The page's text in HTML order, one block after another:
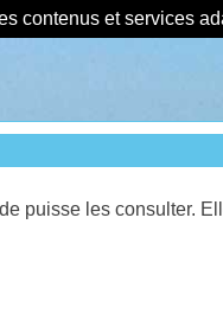
contenus et services
puisse les consulter.